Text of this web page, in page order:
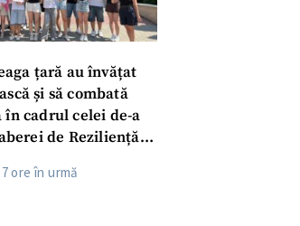
țară au învățat
și să combată
cadrul celei de-a
de Reziliență
7 ore în urmă